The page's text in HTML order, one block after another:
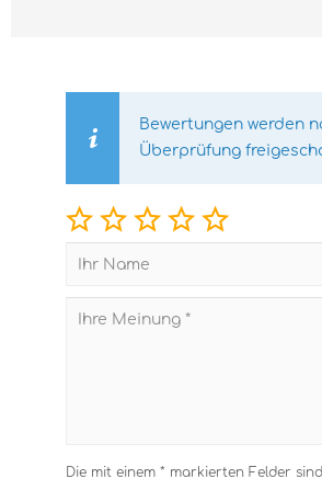
Bewertungen werden
Überprüfung
Die mit einem * markierten Felder